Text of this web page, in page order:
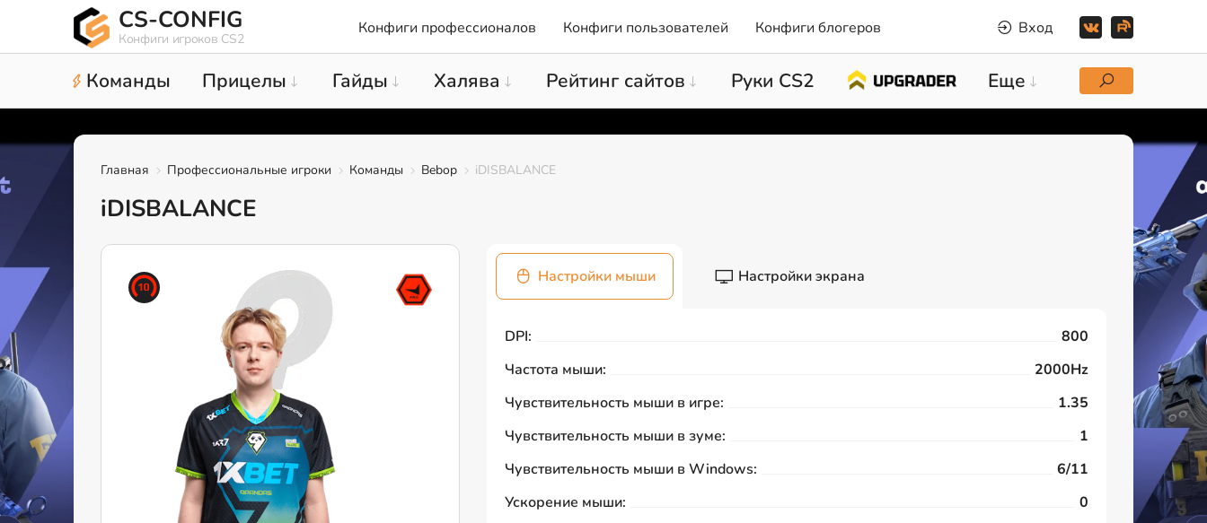
CS-CONFIG
Конфиги игроков CS2
Конфиги профессионалов Конфиги пользователей Конфиги блогеров Вход
Команды Прицелы Гайды Халява Рейтинг сайтов Руки CS2 Еще
Главная Профессиональные игроки Команды Bebop iDISBALANCE
iDISBALANCE
Настройки мыши Настройки экрана
DPI:
800
Частота мыши:
2000Hz
Чувствительность мыши в игре:
1.35
Чувствительность мыши в зуме:
1
Чувствительность мыши в Windows:
6/11
Ускорение мыши:
0